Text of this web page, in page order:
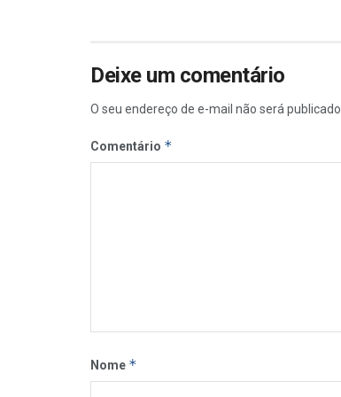
Deixe um comentário
O seu endereço de e-mail não será publicado.
Comentário *
Nome *